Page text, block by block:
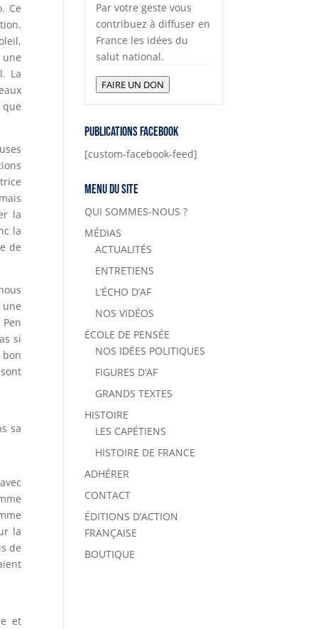
Ce
une
La
la
la
de
si
sa
la
de
et
Par votre geste vous
contribuez à diffuser en
France les idées du
salut national.
FAIRE UN DON
Publications Facebook
[custom-facebook-feed]
Menu du site
QUI SOMMES-NOUS ?
MÉDIAS
ACTUALITÉS
ENTRETIENS
L’ÉCHO D’AF
NOS VIDÉOS
ÉCOLE DE PENSÉE
NOS IDÉES POLITIQUES
FIGURES D’AF
GRANDS TEXTES
HISTOIRE
LES CAPÉTIENS
HISTOIRE DE FRANCE
ADHÉRER
CONTACT
ÉDITIONS D’ACTION
FRANÇAISE
BOUTIQUE